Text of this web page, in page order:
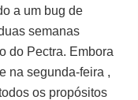
a um bug de
semanas
do Pectra. Embora
na segunda-feira ,
os propósitos